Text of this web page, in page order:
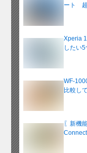
ート 超
Xperia
したい
WF-
比較し
〖新機